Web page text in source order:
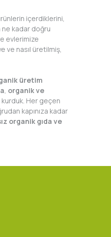
içerdiklerini,
ne kadar doğru
evlerimize
ve nasıl üretilmiş,
üretim
, organik ve
kurduk. Her geçen
kapınıza kadar
organik gıda ve